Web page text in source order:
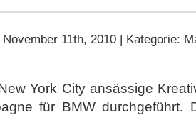
November 11th, 2010 | Kategorie:
York City ansässige
für BMW durchgeführt.